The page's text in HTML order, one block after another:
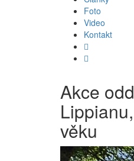
Foto
Video
Kontakt


Akce
věku